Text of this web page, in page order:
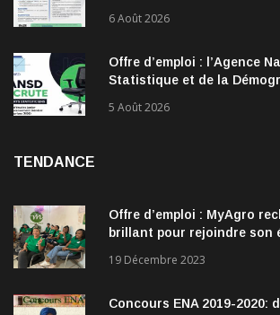
6 Août 2026
Offre d’emploi : l’Agence
Statistique et de la
5 Août 2026
TENDANCE
Offre d’emploi : MyAgro
brillant pour rejoindre son
19 Décembre 2023
Concours ENA 2019-2020: